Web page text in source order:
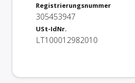
Registrierungsnummer
305453947
USt-IdNr.
LT100012982010